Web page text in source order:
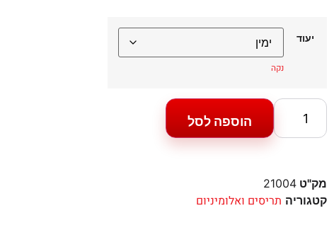
יעוד
נקה
הוספה לסל
מק"ט 21004
קטגוריה תריסים ואלומיניום